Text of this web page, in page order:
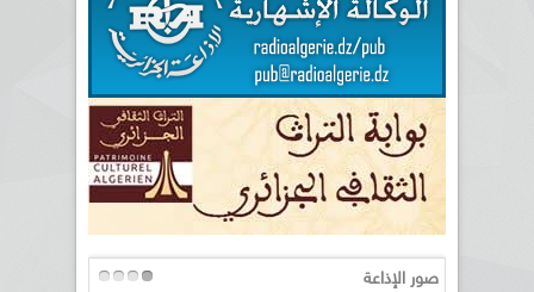
صور الإذاعة